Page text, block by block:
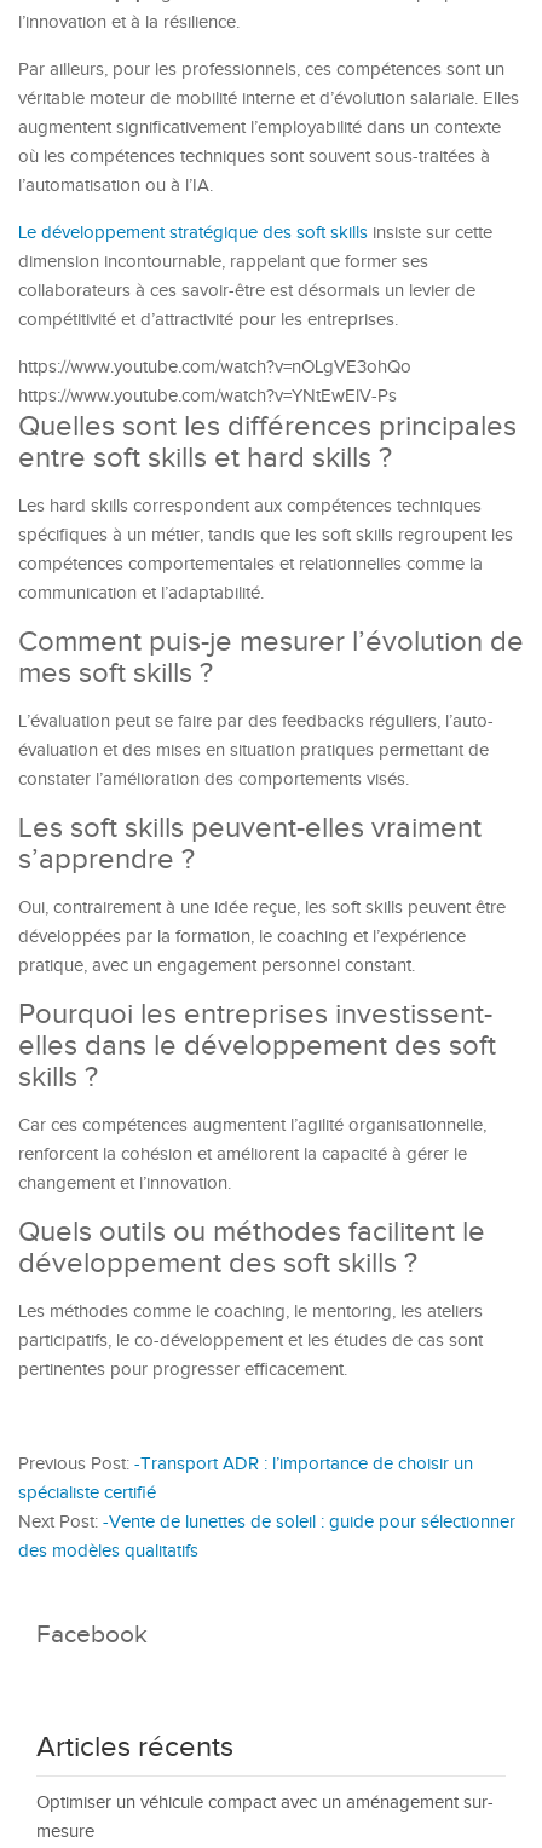
l’innovation et à la résilience.
Par ailleurs, pour les professionnels, ces compétences sont un
véritable moteur de mobilité interne et d’évolution salariale. Elles
augmentent significativement l’employabilité dans un contexte
où les compétences techniques sont souvent sous-traitées à
l’automatisation ou à l’IA.
Le développement stratégique des soft skills insiste sur cette
dimension incontournable, rappelant que former ses
collaborateurs à ces savoir-être est désormais un levier de
compétitivité et d’attractivité pour les entreprises.
https://www.youtube.com/watch?v=nOLgVE3ohQo
https://www.youtube.com/watch?v=YNtEwElV-Ps
Quelles sont les différences principales
entre soft skills et hard skills ?
Les hard skills correspondent aux compétences techniques
spécifiques à un métier, tandis que les soft skills regroupent les
compétences comportementales et relationnelles comme la
communication et l’adaptabilité.
Comment puis-je mesurer l’évolution de
mes soft skills ?
L’évaluation peut se faire par des feedbacks réguliers, l’auto-
évaluation et des mises en situation pratiques permettant de
constater l’amélioration des comportements visés.
Les soft skills peuvent-elles vraiment
s’apprendre ?
Oui, contrairement à une idée reçue, les soft skills peuvent être
développées par la formation, le coaching et l’expérience
pratique, avec un engagement personnel constant.
Pourquoi les entreprises investissent-
elles dans le développement des soft
skills ?
Car ces compétences augmentent l’agilité organisationnelle,
renforcent la cohésion et améliorent la capacité à gérer le
changement et l’innovation.
Quels outils ou méthodes facilitent le
développement des soft skills ?
Les méthodes comme le coaching, le mentoring, les ateliers
participatifs, le co-développement et les études de cas sont
pertinentes pour progresser efficacement.
Previous Post: -Transport ADR : l’importance de choisir un
spécialiste certifié
Next Post: -Vente de lunettes de soleil : guide pour sélectionner
des modèles qualitatifs
Facebook
Articles récents
Optimiser un véhicule compact avec un aménagement sur-
mesure